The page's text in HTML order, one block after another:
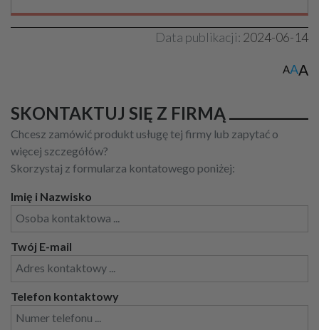
Data publikacji: 2024-06-14
AAA
SKONTAKTUJ SIĘ Z FIRMĄ
Chcesz zamówić produkt usługę tej firmy lub zapytać o
więcej szczegółów?
Skorzystaj z formularza kontatowego poniżej:
Imię i Nazwisko
Twój E-mail
Telefon kontaktowy